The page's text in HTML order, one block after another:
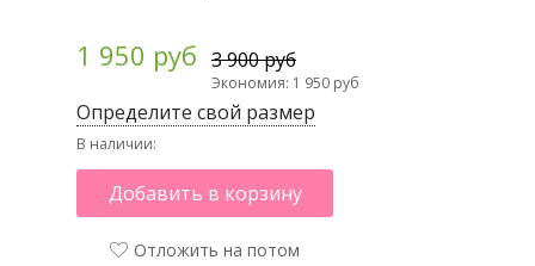
1 950 руб 3 900 руб
Экономия: 1 950 руб
Определите свой размер
В наличии:
Добавить в корзину
Отложить на потом